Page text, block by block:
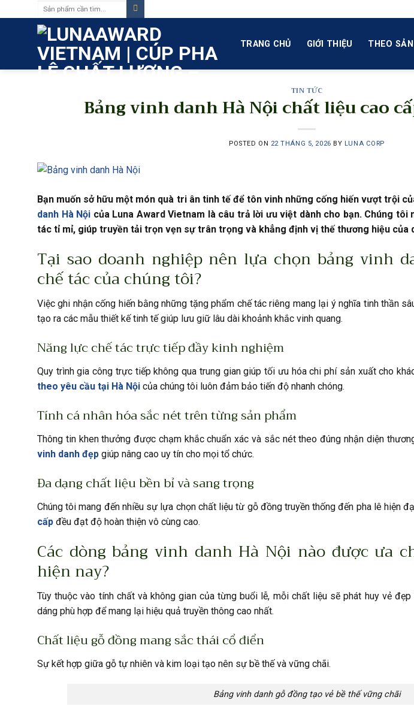
to
TRANG CHỦ GIỚI THIỆU THEO
TIN TỨC
Bảng vinh danh Hà Nội chất liệu cao
POSTED ON 22 THÁNG 5, 2026 BY LUNA CORP
Bạn muốn sở hữu một món quà tri ân tinh tế để tôn vinh những cống hiến vượt trội
danh Hà Nội của Luna Award Vietnam là câu trả lời ưu việt dành cho bạn. Chúng tôi
tác tỉ mỉ, giúp truyền tải trọn vẹn sự trân trọng và khẳng định vị thế thương hiệu của
Tại sao doanh nghiệp nên lựa chọn bảng vinh
chế tác của chúng tôi?
Việc ghi nhận cống hiến bằng những tặng phẩm chế tác riêng mang lại ý nghĩa tinh thần
tạo ra các mẫu thiết kế tinh tế giúp lưu giữ lâu dài khoảnh khắc vinh quang.
Năng lực chế tác trực tiếp đầy kinh nghiệm
Quy trình gia công trực tiếp không qua trung gian giúp tối ưu hóa chi phí sản xuất cho
theo yêu cầu tại Hà Nội của chúng tôi luôn đảm bảo tiến độ nhanh chóng.
Tính cá nhân hóa sắc nét trên từng sản phẩm
Thông tin khen thưởng được chạm khắc chuẩn xác và sắc nét theo đúng nhận diện
vinh danh đẹp giúp nâng cao uy tín cho mọi tổ chức.
Đa dạng chất liệu bền bỉ và sang trọng
Chúng tôi mang đến nhiều sự lựa chọn chất liệu từ gỗ đồng truyền thống đến pha lê hiện
cấp đều đạt độ hoàn thiện vô cùng cao.
Các dòng bảng vinh danh Hà Nội nào được ưa
hiện nay?
Tùy thuộc vào tính chất và không gian của từng buổi lễ, mỗi chất liệu sẽ phát huy vẻ
dáng phù hợp để mang lại hiệu quả truyền thông cao nhất.
Chất liệu gỗ đồng mang sắc thái cổ điển
Sự kết hợp giữa gỗ tự nhiên và kim loại tạo nên sự bề thế và vững chãi.
Bảng vinh danh gỗ đồng tạo vẻ bề thế vững chãi